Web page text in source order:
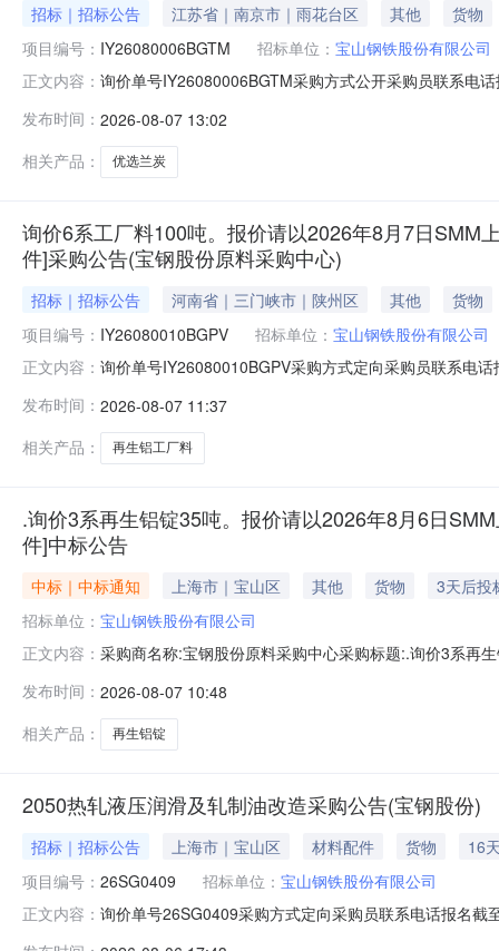
招标｜招标公告 江苏省｜南京市｜雨花台区 其他
货物
项目编号： IY26080006BGTM 招标单位： 宝山钢铁股份有限公司
正文内容： 询价单号IY26080006BGTM采购方式公开采购员联系电
二、保证金额度：2000000.0元三、商务条款：定价说
发布时间： 2026-08-07 13:02
相关产品：
优选兰炭
询价6系工厂料100吨。报价请以2026年8月7日SMM
件]采购公告(宝钢股份原料采购中心)
招标｜招标公告 河南省｜三门峡市｜陕州区 其他
货物
项目编号： IY26080010BGPV 招标单位： 宝山钢铁股份有限公司
正文内容： 询价单号IY26080010BGPV采购方式定向采购员联系电
度：0.0元三、商务条款：定价说明：湿公吨。限价类别
发布时间： 2026-08-07 11:37
相关产品：
再生铝工厂料
.询价3系再生铝锭35吨。报价请以2026年8月6日
件]中标公告
中标｜中标通知 上海市｜宝山区 其他 货物
3天后投
招标单位： 宝山钢铁股份有限公司
正文内容： 采购商名称:宝钢股份原料采购中心采购标题:.询价3系再
发布时间： 2026-08-07 10:48
相关产品：
再生铝锭
2050热轧液压润滑及轧制油改造采购公告(宝钢股份)
招标｜招标公告 上海市｜宝山区 材料配件 货物
16
项目编号： 26SG0409 招标单位： 宝山钢铁股份有限公司
正文内容： 询价单号26SG0409采购方式定向采购员联系电话报名